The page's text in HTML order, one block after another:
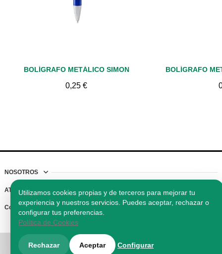
Vista rápida
BOLÍGRAFO METÁLICO SIMON
0,25 €
NOSOTROS
ATENCIÓN AL CLIENTE
Contacto
Utilizamos cookies propias y de terceros para mejorar tu
experiencia y nuestros servicios. Puedes aceptar, rechazar o
configurar tus preferencias.
Política de Cookies
Rechazar Aceptar Configurar
© 2026 Reclamos Vigo SLU. Todos los derechos reservados.
Regalos promocionales, ropa laboral y merchandising